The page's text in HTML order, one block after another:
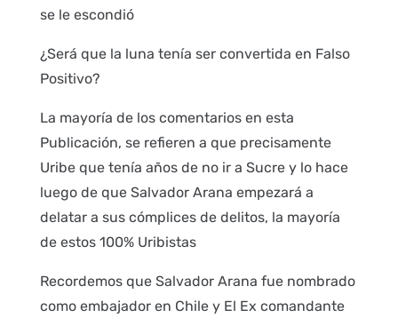
se le escondió
¿Será que la luna tenía ser convertida en Falso
Positivo?
La mayoría de los comentarios en esta
Publicación, se refieren a que precisamente
Uribe que tenía años de no ir a Sucre y lo hace
luego de que Salvador Arana empezará a
delatar a sus cómplices de delitos, la mayoría
de estos 100% Uribistas
Recordemos que Salvador Arana fue nombrado
como embajador en Chile y El Ex comandante